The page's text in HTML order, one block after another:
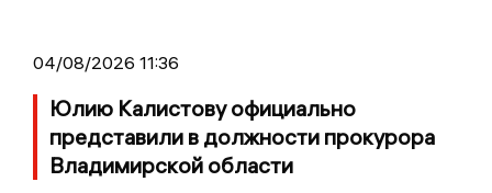
04/08/2026 11:36
Юлию Калистову официально
представили в должности прокурора
Владимирской области